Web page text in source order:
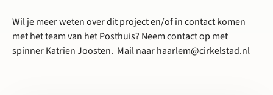
Wil je meer weten over dit project en/of in contact komen
met het team van het Posthuis? Neem contact op met
spinner Katrien Joosten. Mail naar haarlem@cirkelstad.nl